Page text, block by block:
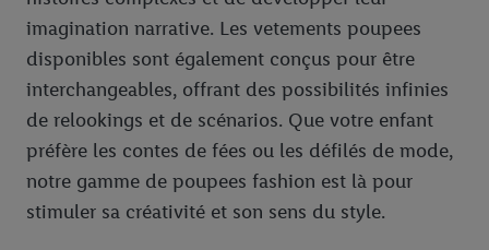
imagination narrative. Les vetements poupees
disponibles sont également conçus pour être
interchangeables, offrant des possibilités infinies
de relookings et de scénarios. Que votre enfant
préfère les contes de fées ou les défilés de mode,
notre gamme de poupees fashion est là pour
stimuler sa créativité et son sens du style.